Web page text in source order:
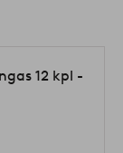
12 kpl -